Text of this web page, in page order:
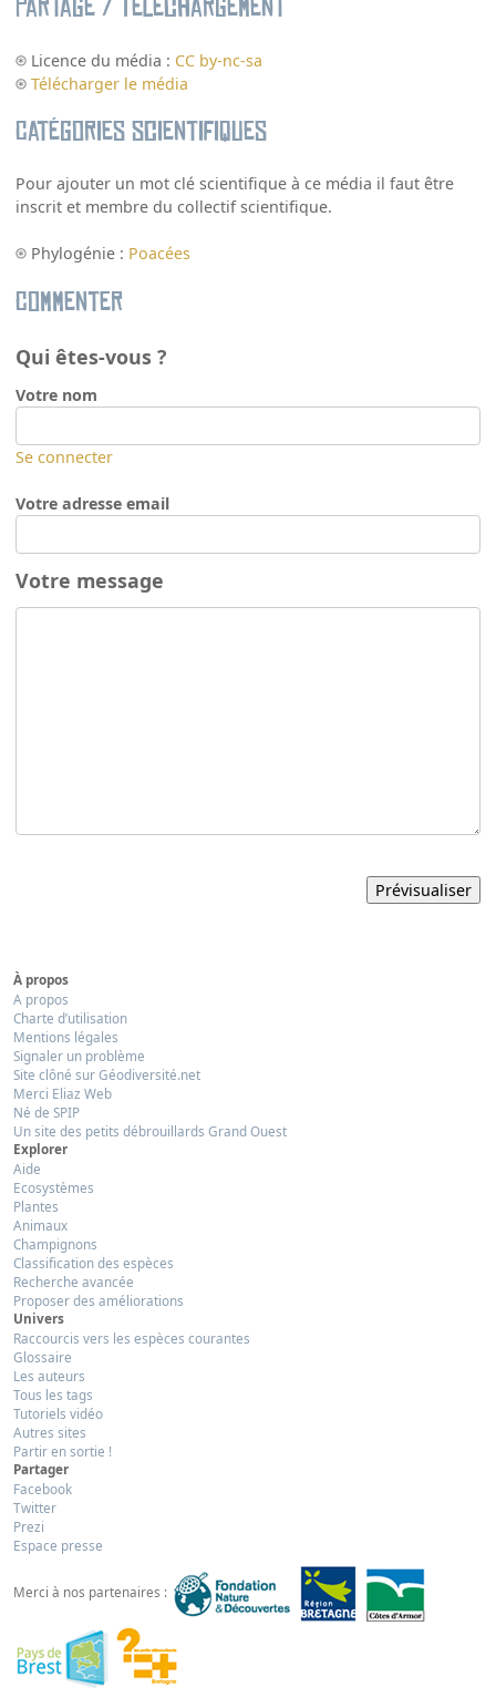
Partage / Téléchargement
Licence du média : CC by-nc-sa
Télécharger le média
Catégories scientifiques
Pour ajouter un mot clé scientifique à ce média il faut être
inscrit et membre du collectif scientifique.
Phylogénie : Poacées
Commenter
Qui êtes-vous ?
Votre nom
Se connecter
Votre adresse email
Votre message
À propos
A propos
Charte d’utilisation
Mentions légales
Signaler un problème
Site clôné sur Géodiversité.net
Merci Eliaz Web
Né de SPIP
Un site des petits débrouillards Grand Ouest
Explorer
Aide
Ecosystèmes
Plantes
Animaux
Champignons
Classification des espèces
Recherche avancée
Proposer des améliorations
Univers
Raccourcis vers les espèces courantes
Glossaire
Les auteurs
Tous les tags
Tutoriels vidéo
Autres sites
Partir en sortie !
Partager
Facebook
Twitter
Prezi
Espace presse
Merci à nos partenaires :